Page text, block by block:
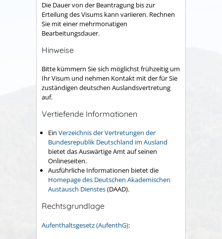
Die Dauer von der Beantragung bis zur
Erteilung des Visums kann variieren. Rechnen
Sie mit einer mehrmonatigen
Bearbeitungsdauer.
Hinweise
Bitte kümmern Sie sich möglichst frühzeitig um
Ihr Visum und nehmen Kontakt mit der für Sie
zuständigen deutschen Auslandsvertretung
auf.
Vertiefende Informationen
Ein Verzeichnis der Vertretungen der
Bundesrepublik Deutschland im Ausland
bietet das Auswärtige Amt auf seinen
Onlineseiten.
Ausführliche Informationen bietet die
Homepage des Deutschen Akademischen
Austausch Dienstes(DAAD).
Rechtsgrundlage
Aufenthaltsgesetz(AufenthG):